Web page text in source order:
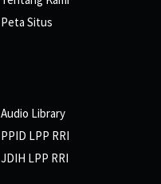
Peta Situs
Audio Library
PPID LPP RRI
JDIH LPP RRI